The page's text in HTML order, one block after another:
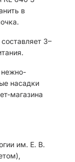
в
3–
нежно-
насадки
магазина
им. Е. В.